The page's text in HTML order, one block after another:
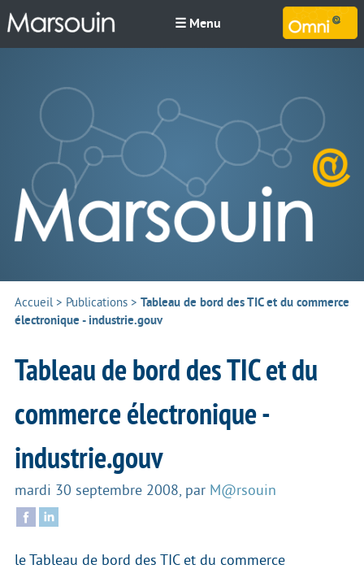
☰ Menu
Accueil> Publications > Tableau de bord des TIC et du commerce
électronique - industrie.gouv
Tableau de bord des TIC et du
commerce électronique -
industrie.gouv
mardi 30 septembre 2008, par M@rsouin
le Tableau de bord des TIC et du commerce